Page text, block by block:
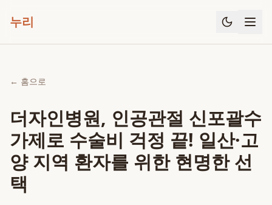
누리
← 홈으로
더자인병원, 인공관절 신포괄수
가제로 수술비 걱정 끝! 일산·고
양 지역 환자를 위한 현명한 선
택